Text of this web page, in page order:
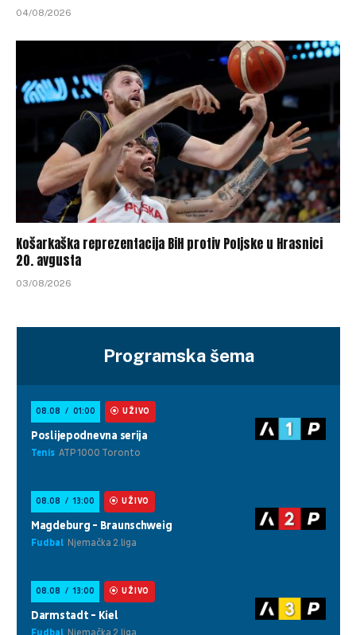
04/08/2026
Košarkaška reprezentacija BiH protiv Poljske u Hrasnici
20. avgusta
03/08/2026
Programska šema